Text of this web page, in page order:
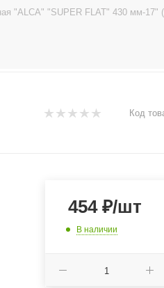
"ALCA" "SUPER FLAT" 430 мм-17"
Код
454₽/шт
В наличии